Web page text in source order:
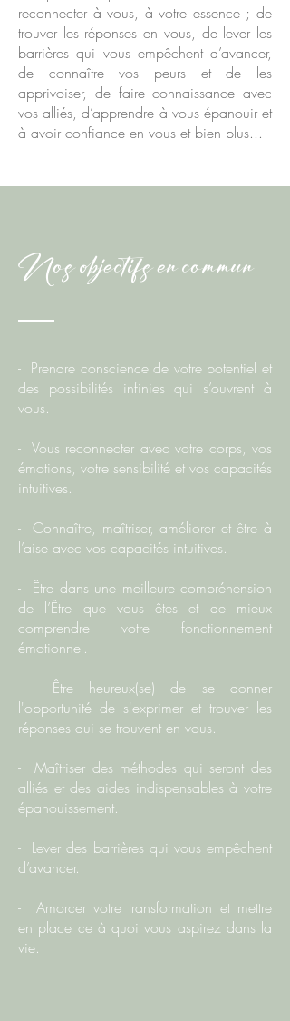
reconnecter à vous, à votre essence ; de
trouver les réponses en vous, de lever les
barrières qui vous empêchent d’avancer,
de connaître vos peurs et de les
apprivoiser, de faire connaissance avec
vos alliés, d’apprendre à vous épanouir et
à avoir confiance en vous et bien plus...
Nos objectifs en commun
- Prendre conscience de votre potentiel et
des possibilités infinies qui s’ouvrent à
vous.
- Vous reconnecter avec votre corps, vos
émotions, votre sensibilité et vos capacités
intuitives.
- Connaître, maîtriser, améliorer et être à
l’aise avec vos capacités intuitives.
- Être dans une meilleure compréhension
de l’Être que vous êtes et de mieux
comprendre votre fonctionnement
émotionnel.
- Être heureux(se) de se donner
l'opportunité de s'exprimer et trouver les
réponses qui se trouvent en vous.
- Maîtriser des méthodes qui seront des
alliés et des aides indispensables à votre
épanouissement.
- Lever des barrières qui vous empêchent
d’avancer.
- Amorcer votre transformation et mettre
en place ce à quoi vous aspirez dans la
vie.